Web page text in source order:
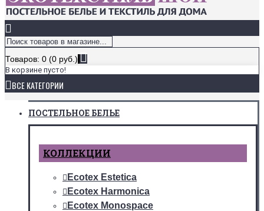
Товаров: 0 (0 руб.)
В корзине пусто!
ВСЕ КАТЕГОРИИ
ПОСТЕЛЬНОЕ БЕЛЬЕ
КОЛЛЕКЦИИ
Ecotex Estetica
Ecotex Harmonica
Ecotex Monospace